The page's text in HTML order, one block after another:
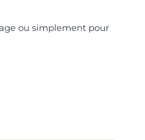
ou simplement pour